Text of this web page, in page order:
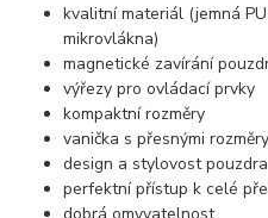
kvalitní materiál (jemná
mikrovlákna)
magnetické zavírání
výřezy pro ovládací prvky
kompaktní rozměry
vanička s přesnými
design a stylovost pouzdra
perfektní přístup k celé